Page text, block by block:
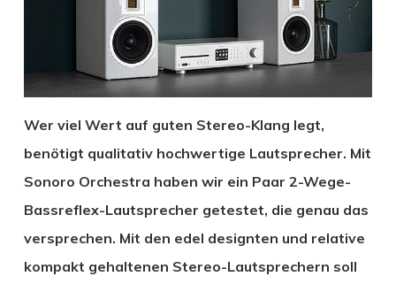
Wer viel Wert auf guten Stereo-Klang legt,
benötigt qualitativ hochwertige Lautsprecher. Mit
Sonoro Orchestra haben wir ein Paar 2-Wege-
Bassreflex-Lautsprecher getestet, die genau das
versprechen. Mit den edel designten und relative
kompakt gehaltenen Stereo-Lautsprechern soll